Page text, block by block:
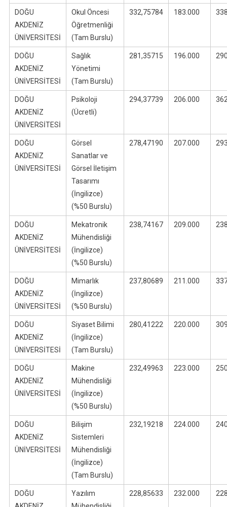
DOĞU
AKDENİZ
ÜNİVERSİTESİ
Okul Öncesi
Öğretmenliği
(Tam Burslu)
332,75784 183.000
DOĞU
AKDENİZ
ÜNİVERSİTESİ
Sağlık
Yönetimi
(Tam Burslu)
281,35715 196.000
DOĞU
AKDENİZ
ÜNİVERSİTESİ
Psikoloji
(Ücretli)
294,37739 206.000
DOĞU
AKDENİZ
ÜNİVERSİTESİ
Görsel
Sanatlar ve
Görsel İletişim
Tasarımı
(İngilizce)
(%50 Burslu)
278,47190 207.000
DOĞU
AKDENİZ
ÜNİVERSİTESİ
Mekatronik
Mühendisliği
(İngilizce)
(%50 Burslu)
238,74167 209.000
DOĞU
AKDENİZ
ÜNİVERSİTESİ
Mimarlık
(İngilizce)
(%50 Burslu)
237,80689 211.000
DOĞU
AKDENİZ
ÜNİVERSİTESİ
Siyaset Bilimi
(İngilizce)
(Tam Burslu)
280,41222 220.000
DOĞU
AKDENİZ
ÜNİVERSİTESİ
Makine
Mühendisliği
(İngilizce)
(%50 Burslu)
232,49963 223.000
DOĞU
AKDENİZ
ÜNİVERSİTESİ
Bilişim
Sistemleri
Mühendisliği
(İngilizce)
(Tam Burslu)
232,19218 224.000
DOĞU
Yazılım
228,85633 232.000